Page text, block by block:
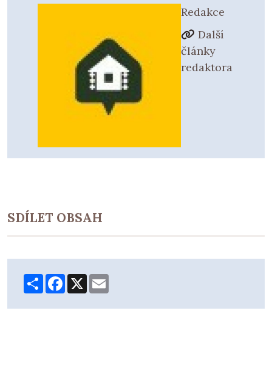
Redakce
Další
články
redaktora
SDÍLET OBSAH
ShareFacebook
X